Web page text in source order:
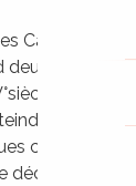
Cardaillac-
parties:
,et un
le
charpentes.
peints